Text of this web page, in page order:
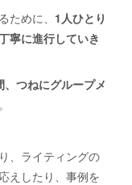
めに、 1人ひとり
寧に進行していき
つねにグループメ
、ライティングの
えしたり、事例を